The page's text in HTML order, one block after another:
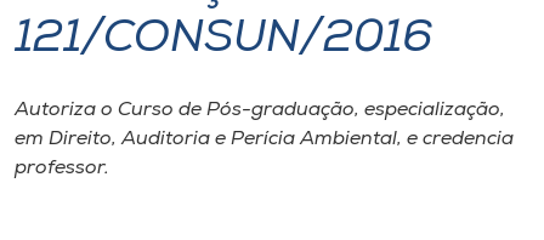
I.nova
Diplomados
121/CONSUN/2016
Autoriza o Curso de Pós-graduação, especialização,
em Direito, Auditoria e Perícia Ambiental, e credencia
professor.